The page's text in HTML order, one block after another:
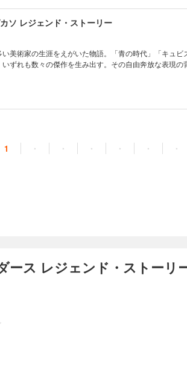
ソ レジェンド・ストーリー
美術家の生涯をえがいた物語。「青の時代」「キュ
ずれも数々の傑作を生み出す。その自由奔放な表現
1 ・ ・ ・ ・ ・ ・
ース レジェンド・ストーリ